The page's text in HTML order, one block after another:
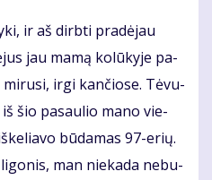
ir aš dirb­ti pra­dė­jau
jau ma­mą ko­lū­ky­je pa­
mi­ru­si, ir­gi kan­čio­se. Tė­vu­
šio pa­sau­lio ma­no vie­
bū­da­mas 97-erių.
man nie­ka­da ne­bu­